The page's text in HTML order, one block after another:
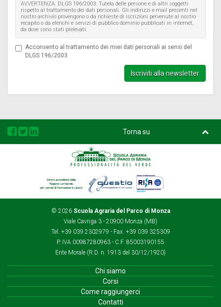
AVVERTENZA. DLGS 196/2003. Tutela delle persone e di altri soggetti
rispetto al trattamento dei dati personali. Gli indirizzi e-mail presenti nel
nostro archivio provengono o da richieste di iscrizioni pervenute al nostro
recapito o da elenchi e servizi di pubblico dominio pubblicati in internet,
da dove sono stati prelevati.
Acconsento al trattamento dei miei dati personali ai sensi del
DLGS 196/2003
Iscriviti alla newsletter
Torna su
Regione
Lombardia
Questio Rina
© 2026 Scuola Agraria del Parco di Monza
Viale Cavriga 3 - 20900 Monza (MB)
Tel. +39 039 2302979 - Fax. +39 039 325309
P. IVA 00987280963 - C.F. 85003190155
Ente Morale (R.D. n. 1913 del 30/12/1920)
Chi siamo
Corsi
Come raggiungerci
Contatti